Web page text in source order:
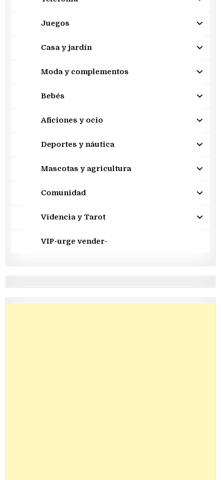
Juegos
Casa y jardín
Moda y complementos
Bebés
Aficiones y ocio
Deportes y náutica
Mascotas y agricultura
Comunidad
Videncia y Tarot
VIP-urge vender-